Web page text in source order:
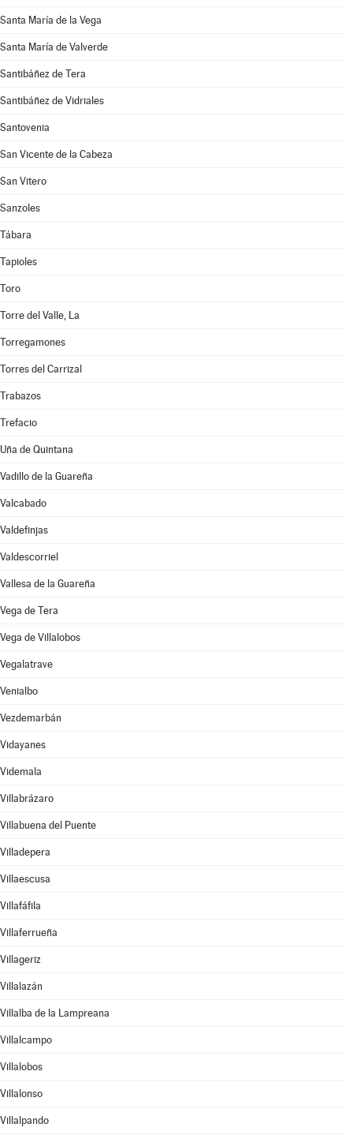
Santa María de la Vega
Santa María de Valverde
Santibáñez de Tera
Santibáñez de Vidriales
Santovenia
San Vicente de la Cabeza
San Vitero
Sanzoles
Tábara
Tapioles
Toro
Torre del Valle, La
Torregamones
Torres del Carrizal
Trabazos
Trefacio
Uña de Quintana
Vadillo de la Guareña
Valcabado
Valdefinjas
Valdescorriel
Vallesa de la Guareña
Vega de Tera
Vega de Villalobos
Vegalatrave
Venialbo
Vezdemarbán
Vidayanes
Videmala
Villabrázaro
Villabuena del Puente
Villadepera
Villaescusa
Villafáfila
Villaferrueña
Villageriz
Villalazán
Villalba de la Lampreana
Villalcampo
Villalobos
Villalonso
Villalpando